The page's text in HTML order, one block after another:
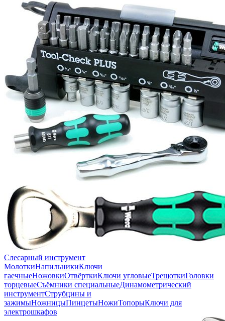
Слесарный инструмент
МолоткиНапильникиКлючи
гаечныеНожовкиОтвёрткиКлючи угловыеТрещоткиГоловки
торцевыеСъёмники специальныеДинамометрический
инструментСтрубцины и
зажимыНожницыПинцетыНожиТопорыКлючи для
электрошкафов